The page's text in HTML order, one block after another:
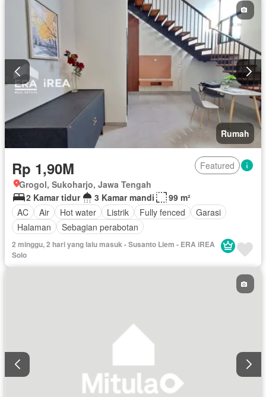
Rumah
Rp 1,90M
Featured
Grogol, Sukoharjo, Jawa Tengah
2 Kamar tidur
3 Kamar mandi
99 m²
AC
Air Hot water Listrik Fully fenced
Garasi
Halaman
Sebagian perabotan
2 minggu, 2 hari yang lalu masuk - Susanto Liem - ERA iREA
Solo